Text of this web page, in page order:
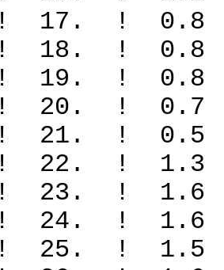
! 17. !
! 18. !
! 19. !
! 20. !
! 21. !
! 22. !
! 23. !
! 24. !
! 25. !